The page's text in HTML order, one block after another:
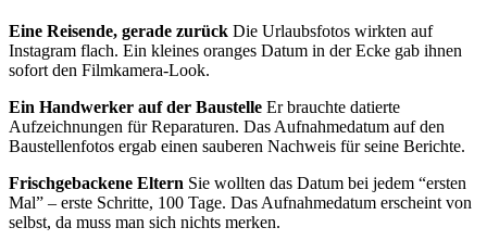
Eine Reisende, gerade zurück Die Urlaubsfotos wirkten auf
Instagram flach. Ein kleines oranges Datum in der Ecke gab ihnen
sofort den Filmkamera-Look.
Ein Handwerker auf der Baustelle Er brauchte datierte
Aufzeichnungen für Reparaturen. Das Aufnahmedatum auf den
Baustellenfotos ergab einen sauberen Nachweis für seine Berichte.
Frischgebackene Eltern Sie wollten das Datum bei jedem “ersten
Mal” – erste Schritte, 100 Tage. Das Aufnahmedatum erscheint von
selbst, da muss man sich nichts merken.